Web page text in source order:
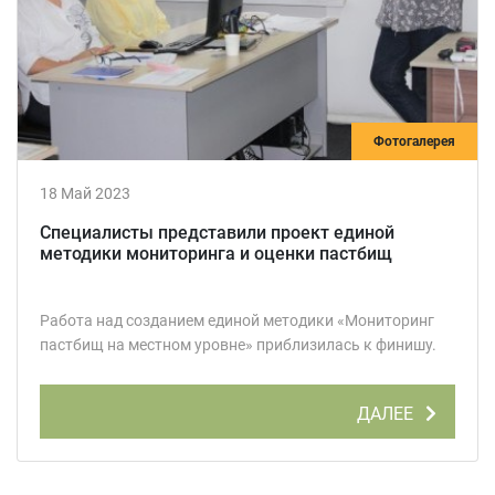
Фотогалерея
18 Май 2023
Специалисты представили проект единой
методики мониторинга и оценки пастбищ
Работа над созданием единой методики «Мониторинг
пастбищ на местном уровне» приблизилась к финишу.
ДАЛЕЕ